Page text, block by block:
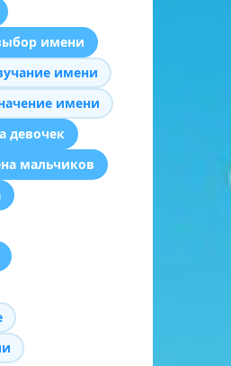
имени
имени
имени
девочек
мальчиков